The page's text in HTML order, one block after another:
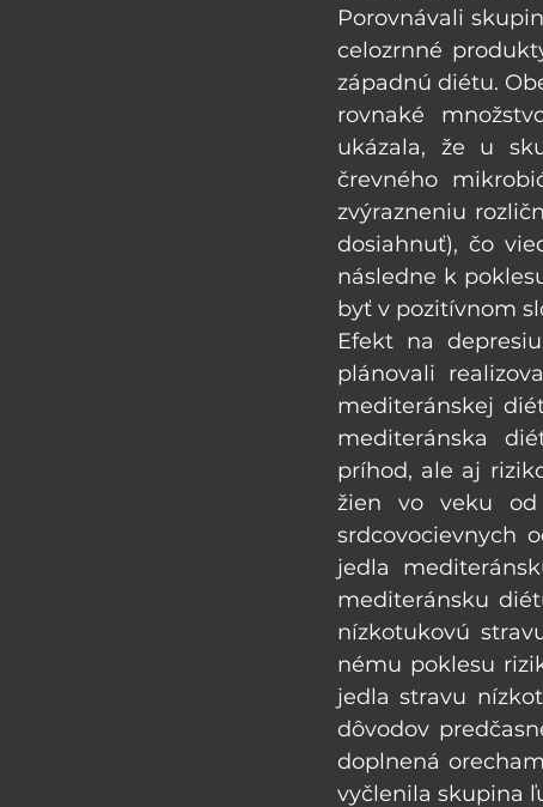
Porovnávali
celozrnné
západnú diétu.
rovnaké
ukázala, že u
črevného
zvýrazneniu
dosiahnuť), čo
následne k
byť v pozitívnom
Efekt na
plánovali
mediteránskej
mediteránska
príhod, ale aj
žien vo veku
srdcovocievnych
jedla
mediteránsku
nízkotukovú
nému poklesu
jedla stravu
dôvodov
doplnená
vyčlenila skupina